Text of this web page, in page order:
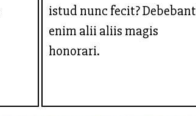
istud nunc fecit? Debebant
enim alii aliis magis
honorari.